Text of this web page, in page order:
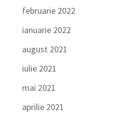
februarie 2022
ianuarie 2022
august 2021
iulie 2021
mai 2021
aprilie 2021